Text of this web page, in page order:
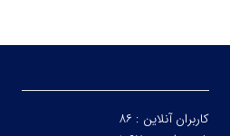
کاربران آنلاین : ۸۶